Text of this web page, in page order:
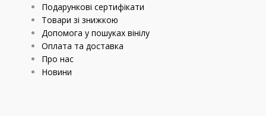
Подарункові сертифікати
Товари зі знижкою
Допомога у пошуках вінілу
Оплата та доставка
Про нас
Новини